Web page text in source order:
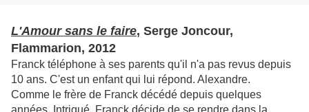
L'Amour sans le faire, Serge Joncour,
Flammarion, 2012
Franck téléphone à ses parents qu'il n'a pas revus depuis
10 ans. C'est un enfant qui lui répond. Alexandre.
Comme le frère de Franck décédé depuis quelques